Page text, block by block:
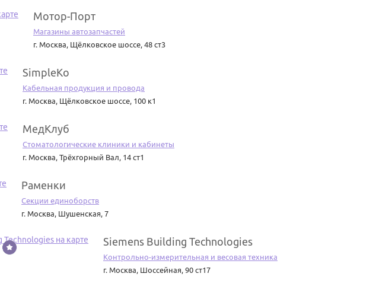
Мотор-Порт
Магазины автозапчастей
г. Москва, Щёлковское шоссе, 48 ст3
SimpleKo
Кабельная продукция и провода
г. Москва, Щёлковское шоссе, 100 к1
МедКлуб
Стоматологические клиники и кабинеты
г. Москва, Трёхгорный Вал, 14 ст1
Раменки
Секции единоборств
г. Москва, Шушенская, 7
Siemens Building Technologies
Контрольно-измерительная и весовая техника
г. Москва, Шоссейная, 90 ст17